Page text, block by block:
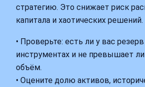
стратегию. Это снижает риск
капитала и хаотических решений.
• Проверьте: есть ли у вас
инструментах и не превышает
объём.
• Оцените долю активов,